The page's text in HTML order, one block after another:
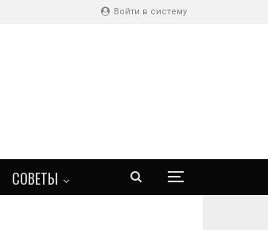
Войти в систему
СОВЕТЫ